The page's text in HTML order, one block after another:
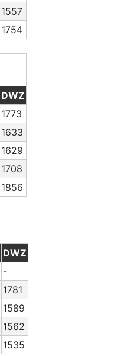
1557
1754
DWZ
1773
1633
1629
1708
1856
DWZ
-
1781
1589
1562
1535